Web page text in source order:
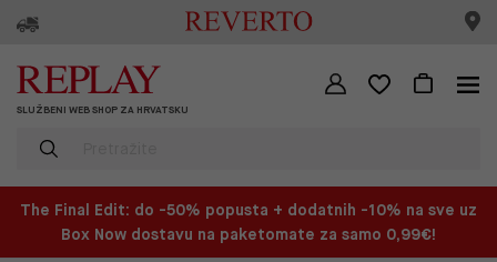
SLUŽBENI WEB SHOP ZA HRVATSKU
The Final Edit: do -50% popusta + dodatnih -10% na sve uz
Box Now dostavu na paketomate za samo 0,99€!